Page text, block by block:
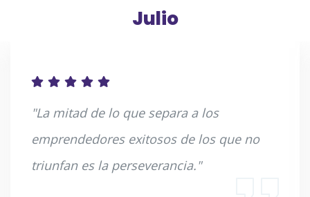
Julio
"La mitad de lo que separa a los
emprendedores exitosos de los que no
triunfan es la perseverancia."